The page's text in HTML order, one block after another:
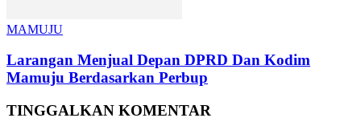
MAMUJU
Larangan Menjual Depan DPRD Dan Kodim
Mamuju Berdasarkan Perbup
TINGGALKAN KOMENTAR